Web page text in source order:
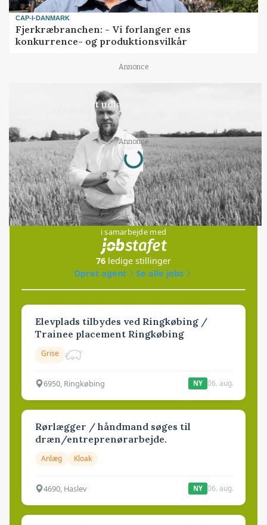
CAP-I-DANMARK
Fjerkræbranchen: - Vi forlanger ens
konkurrence- og produktionsvilkår
Annonce
Det er en uskik at udlægge et røgslør om
Annonce
Loading...
Jobs
i samarbejde med
76 ledige stillinger
Opret agent
Se alle jobs
Elevplads tilbydes ved Ringkøbing /
Trainee placement Ringkøbing
Grise
6950, Ringkøbing NY 06. aug.
Rørlægger / håndmand søges til
dræn/entreprenørarbejde.
Anlæg Kloak
4690, Haslev NY 06. aug.